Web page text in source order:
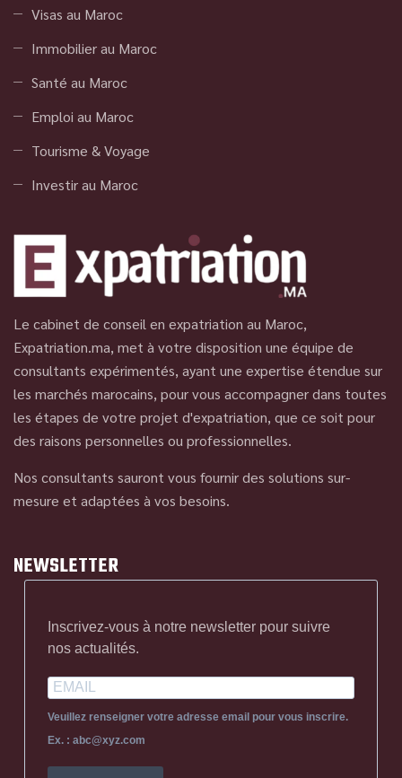
Visas au Maroc
Immobilier au Maroc
Santé au Maroc
Emploi au Maroc
Tourisme & Voyage
Investir au Maroc
Le cabinet de conseil en expatriation au Maroc,
Expatriation.ma, met à votre disposition une équipe de
consultants expérimentés, ayant une expertise étendue sur
les marchés marocains, pour vous accompagner dans toutes
les étapes de votre projet d'expatriation, que ce soit pour
des raisons personnelles ou professionnelles.
Nos consultants sauront vous fournir des solutions sur-
mesure et adaptées à vos besoins.
NEWSLETTER
Inscrivez-vous à notre newsletter pour suivre
nos actualités.
Veuillez renseigner votre adresse email pour vous inscrire.
Ex. : abc@xyz.com